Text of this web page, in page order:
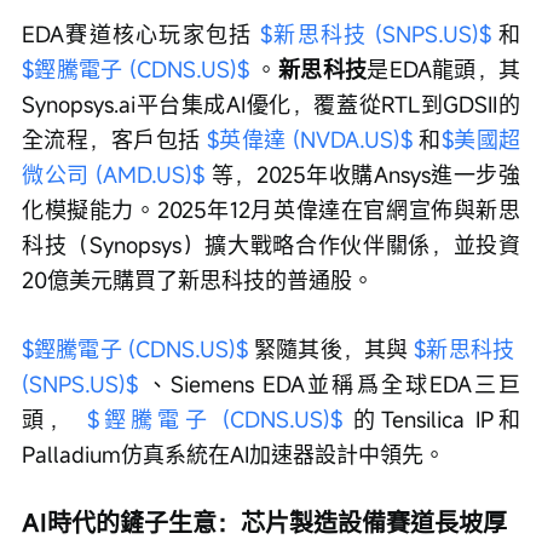
EDA賽道核心玩家包括 $新思科技 (SNPS.US)$ 和
$鏗騰電子 (CDNS.US)$ 。 新思科技是EDA龍頭，其
Synopsys.ai平台集成AI優化，覆蓋從RTL到GDSII的
全流程，客戶包括 $英偉達 (NVDA.US)$ 和$美國超
微公司 (AMD.US)$ 等，2025年收購Ansys進一步強
化模擬能力。2025年12月英偉達在官網宣佈與新思
科技（Synopsys）擴大戰略合作伙伴關係，並投資
20億美元購買了新思科技的普通股。
$鏗騰電子 (CDNS.US)$ 緊隨其後，其與 $新思科技
(SNPS.US)$ 、Siemens EDA並稱爲全球EDA三巨
頭， $鏗騰電子 (CDNS.US)$ 的Tensilica IP和
Palladium仿真系統在AI加速器設計中領先。
AI時代的鏟子生意：芯片製造設備賽道長坡厚